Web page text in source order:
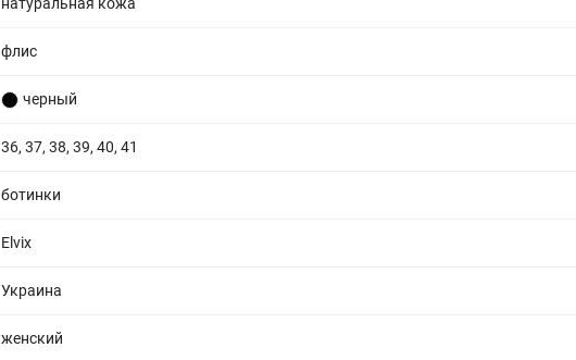
флис
черный
36, 37, 38, 39, 40, 41
ботинки
Elvix
Украина
женский